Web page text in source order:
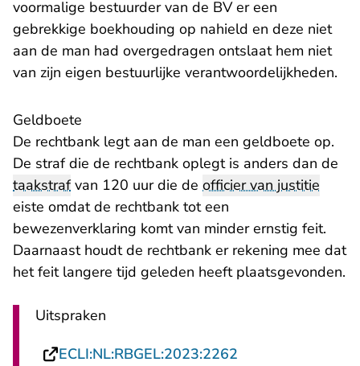
voormalige bestuurder van de BV er een
gebrekkige boekhouding op nahield en deze niet
aan de man had overgedragen ontslaat hem niet
van zijn eigen bestuurlijke verantwoordelijkheden.
Geldboete
De rechtbank legt aan de man een geldboete op.
De straf die de rechtbank oplegt is anders dan de
taakstrafvan 120 uur die de officier van justitie
eiste omdat de rechtbank tot een
bewezenverklaring komt van minder ernstig feit.
Daarnaast houdt de rechtbank er rekening mee dat
het feit langere tijd geleden heeft plaatsgevonden.
Uitspraken
ECLI:NL:RBGEL:2023:2262